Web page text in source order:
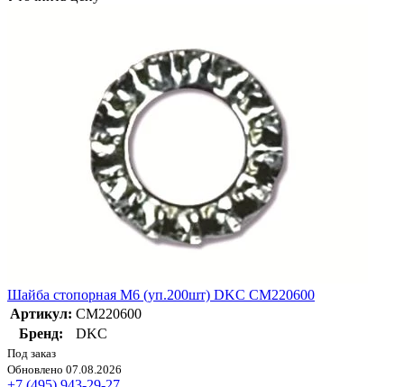
Шайба стопорная М6 (уп.200шт) DKC CM220600
Артикул: CM220600
Бренд:
DKC
Под заказ
Обновлено 07.08.2026